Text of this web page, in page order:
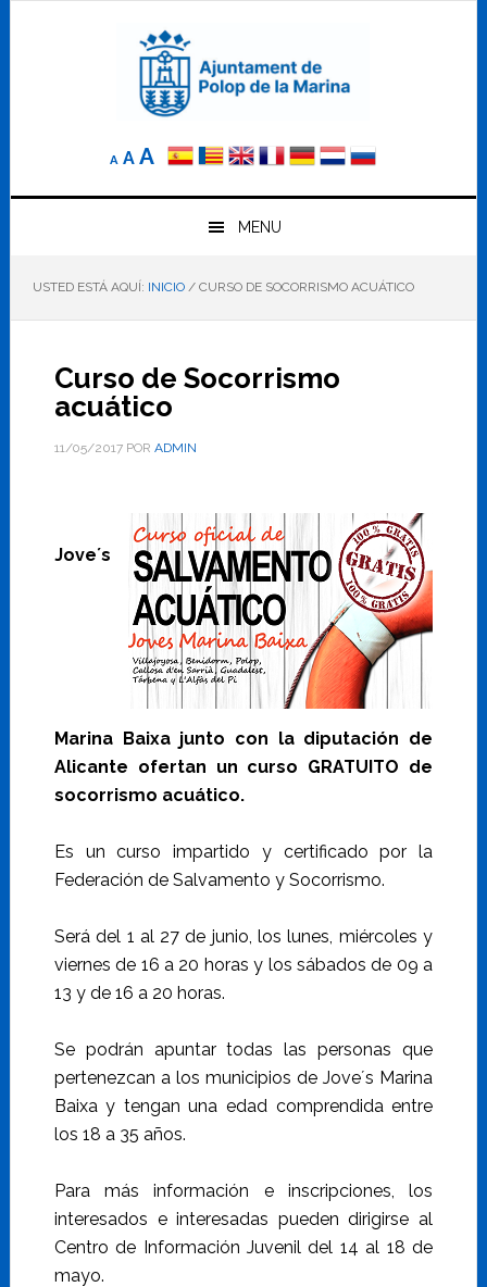
A
Reducir
elA Tamaño
AAumentar
el
tamaño
letra
MENU
USTED ESTÁ AQUÍ: INICIO /CURSO DE SOCORRISMO ACUÁTICO
Curso de Socorrismo
acuático
11/05/2017POR ADMIN
Jove´s
Marina Baixa junto con la diputación de
Alicante ofertan un curso GRATUITO de
socorrismo acuático.
Es un curso impartido y certificado por la
Federación de Salvamento y Socorrismo.
Será del 1 al 27 de junio, los lunes, miércoles y
viernes de 16 a 20 horas y los sábados de 09 a
13 y de 16 a 20 horas.
Se podrán apuntar todas las personas que
pertenezcan a los municipios de Jove´s Marina
Baixa y tengan una edad comprendida entre
los 18 a 35 años.
Para más información e inscripciones, los
interesados e interesadas pueden dirigirse al
Centro de Información Juvenil del 14 al 18 de
mayo.